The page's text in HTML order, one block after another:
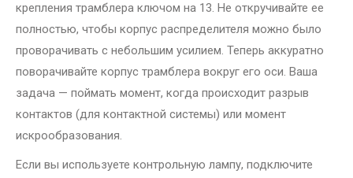
крепления трамблера ключом на 13. Не откручивайте ее
полностью, чтобы корпус распределителя можно было
проворачивать с небольшим усилием. Теперь аккуратно
поворачивайте корпус трамблера вокруг его оси. Ваша
задача — поймать момент, когда происходит разрыв
контактов (для контактной системы) или момент
искрообразования.
Если вы используете контрольную лампу, подключите